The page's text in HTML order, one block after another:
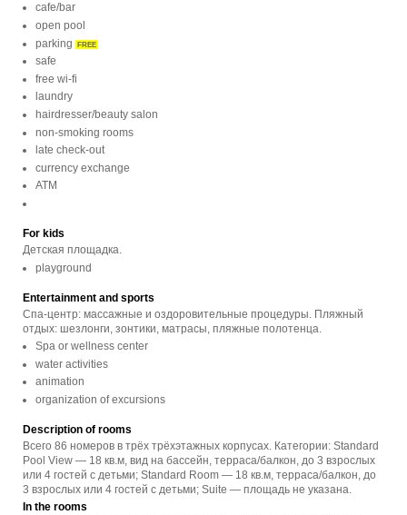
cafe/bar
open pool
parking FREE
safe
free wi-fi
laundry
hairdresser/beauty salon
non-smoking rooms
late check-out
currency exchange
ATM
For kids
Детская площадка.
playground
Entertainment and sports
Спа-центр: массажные и оздоровительные процедуры. Пляжный
отдых: шезлонги, зонтики, матрасы, пляжные полотенца.
Spa or wellness center
water activities
animation
organization of excursions
Description of rooms
Всего 86 номеров в трёх трёхэтажных корпусах. Категории: Standard
Pool View — 18 кв.м, вид на бассейн, терраса/балкон, до 3 взрослых
или 4 гостей с детьми; Standard Room — 18 кв.м, терраса/балкон, до
3 взрослых или 4 гостей с детьми; Suite — площадь не указана.
In the rooms